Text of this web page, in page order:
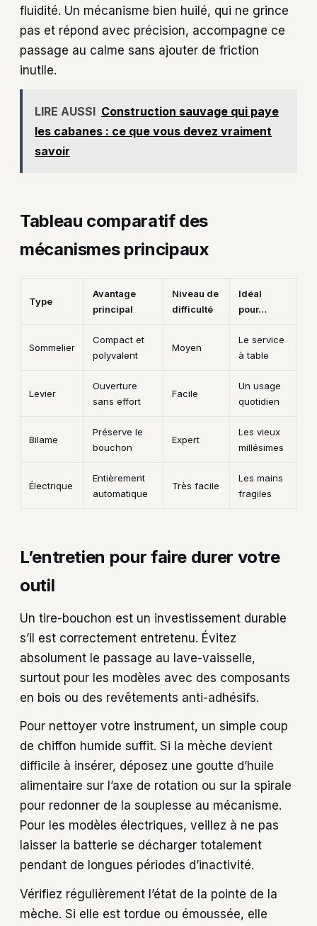
fluidité. Un mécanisme bien huilé, qui ne grince
pas et répond avec précision, accompagne ce
passage au calme sans ajouter de friction
inutile.
LIRE AUSSI Construction sauvage qui paye
les cabanes : ce que vous devez vraiment
savoir
Tableau comparatif des
mécanismes principaux
Type
Avantage
principal
Niveau de
difficulté
Idéal
pour…
Sommelier
Compact et
polyvalent
Moyen
Le service
à table
Levier
Ouverture
sans effort
Facile
Un usage
quotidien
Bilame
Préserve le
bouchon
Expert
Les vieux
millésimes
Électrique
Entièrement
automatique
Très facile
Les mains
fragiles
L’entretien pour faire durer votre
outil
Un tire-bouchon est un investissement durable
s’il est correctement entretenu. Évitez
absolument le passage au lave-vaisselle,
surtout pour les modèles avec des composants
en bois ou des revêtements anti-adhésifs.
Pour nettoyer votre instrument, un simple coup
de chiffon humide suffit. Si la mèche devient
difficile à insérer, déposez une goutte d’huile
alimentaire sur l’axe de rotation ou sur la spirale
pour redonner de la souplesse au mécanisme.
Pour les modèles électriques, veillez à ne pas
laisser la batterie se décharger totalement
pendant de longues périodes d’inactivité.
Vérifiez régulièrement l’état de la pointe de la
mèche. Si elle est tordue ou émoussée, elle